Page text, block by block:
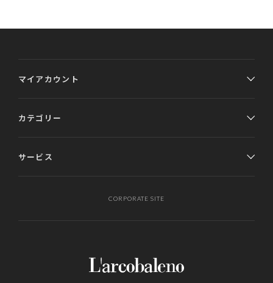
マイアカウント
カテゴリー
サービス
CORPORATE SITE